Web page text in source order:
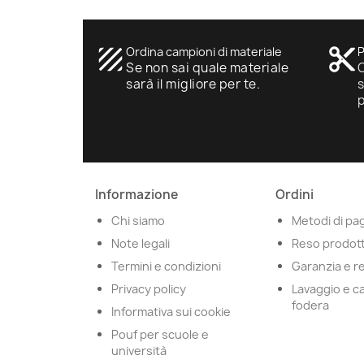
texture Ordina campioni di materiale
Se non sai quale materiale
sarà il migliore per te.
content_cut
Informazione
Chi siamo
Note legali
Termini e condizioni
Privacy policy
Informativa sui cookie
Pouf per scuole e
università
Ordini
Metodi di
Reso
Garanzia e
Lavaggio e
fodera